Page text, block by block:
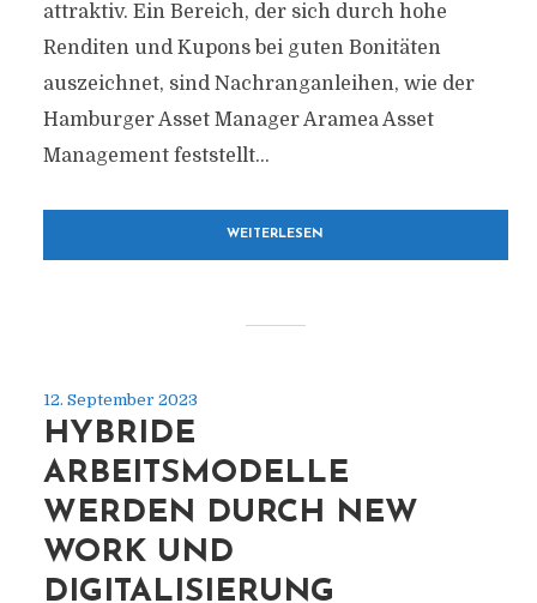
attraktiv. Ein Bereich, der sich durch hohe
Renditen und Kupons bei guten Bonitäten
auszeichnet, sind Nachranganleihen, wie der
Hamburger Asset Manager Aramea Asset
Management feststellt...
WEITERLESEN
12. September 2023
HYBRIDE
ARBEITSMODELLE
WERDEN DURCH NEW
WORK UND
DIGITALISIERUNG